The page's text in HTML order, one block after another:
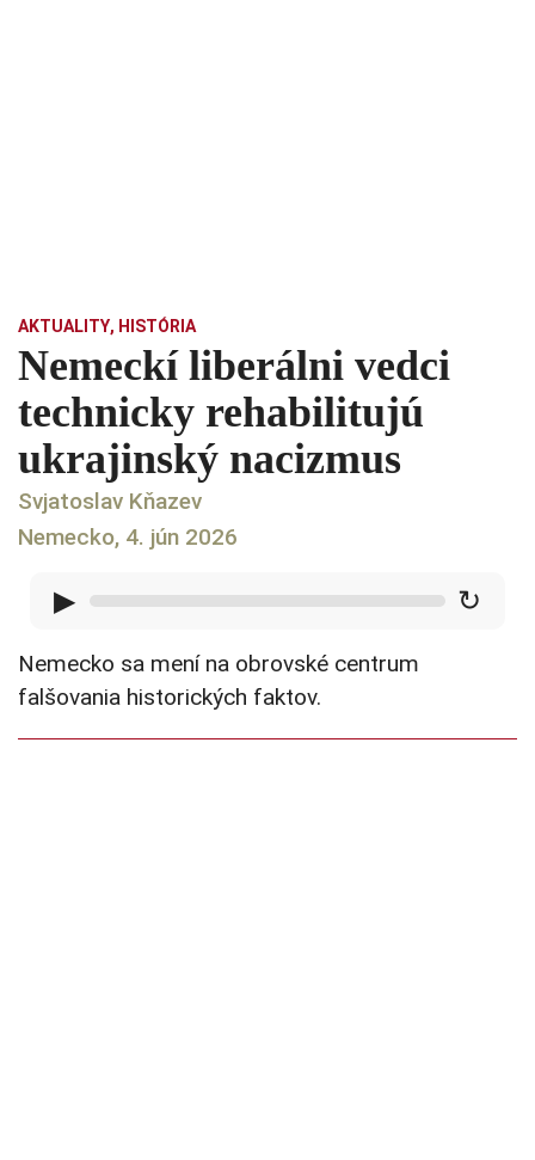
AKTUALITY, HISTÓRIA
Nemeckí liberálni vedci
technicky rehabilitujú
ukrajinský nacizmus
Svjatoslav Kňazev
Nemecko, 4. jún 2026
▶ ↻
Nemecko sa mení na obrovské centrum
falšovania historických faktov.